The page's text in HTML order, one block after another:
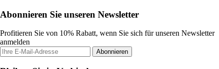
Abonnieren Sie unseren Newsletter
Profitieren Sie von 10% Rabatt, wenn Sie sich für unseren Newsletter
anmelden
Abonnieren